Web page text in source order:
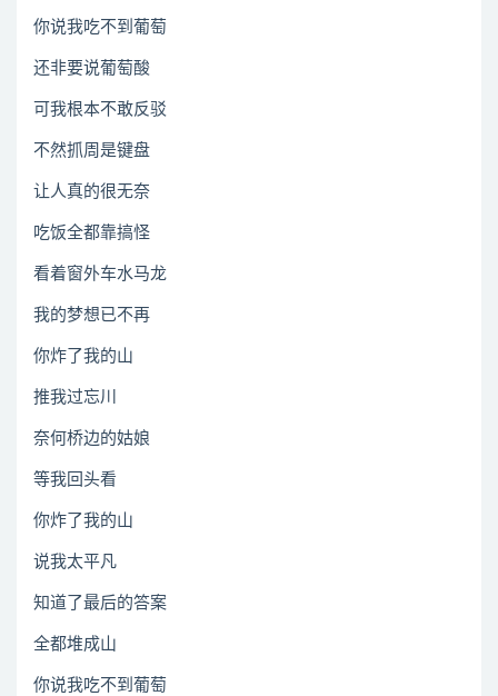
你说我吃不到葡萄
还非要说葡萄酸
可我根本不敢反驳
不然抓周是键盘
让人真的很无奈
吃饭全都靠搞怪
看着窗外车水马龙
我的梦想已不再
你炸了我的山
推我过忘川
奈何桥边的姑娘
等我回头看
你炸了我的山
说我太平凡
知道了最后的答案
全都堆成山
你说我吃不到葡萄